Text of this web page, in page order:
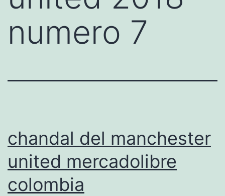
numero 7
chandal del manchester
united mercadolibre
colombia